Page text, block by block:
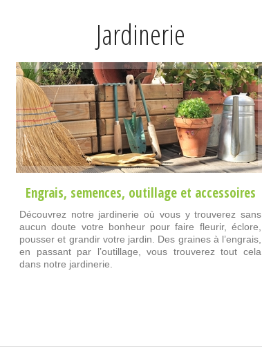
Jardinerie
Engrais, semences, outillageet accessoires
Découvrez notre jardinerie où vous y trouverez sans
aucun doute votre bonheur pour faire fleurir, éclore,
pousser et grandir votre jardin. Des graines à l’engrais,
en passant par l’outillage, vous trouverez tout cela
dans notre jardinerie.